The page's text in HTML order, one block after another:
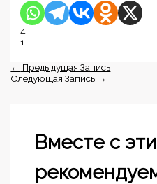
4
1
← Предыдущая Запись
Следующая Запись →
Вместе с